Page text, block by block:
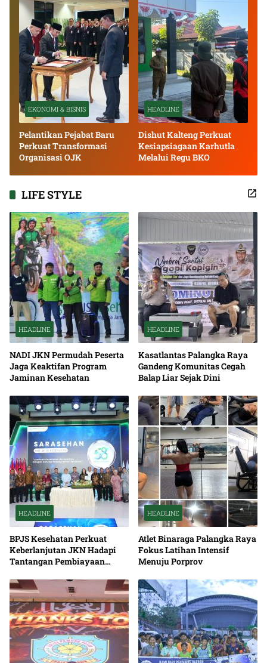
EKONOMI & BISNIS
Pelantikan Pejabat Baru
Perkuat Transformasi
Organisasi OJK
HEADLINE
Dishut Kalteng Perkuat
Kesiapsiagaan Karhutla
Melalui Regu BKO
LIFE STYLE
HEADLINE
NADI JKN Permudah Peserta
Jaga Keaktifan Program
Jaminan Kesehatan
HEADLINE
Kasatlantas Palangka Raya
Gandeng Komunitas Cegah
Balap Liar Sejak Dini
HEADLINE
BPJS Kesehatan Perkuat
Keberlanjutan JKN Hadapi
Tantangan Pembiayaan
HEADLINE
Atlet Binaraga Palangka Raya
Fokus Latihan Intensif
Menuju Porprov